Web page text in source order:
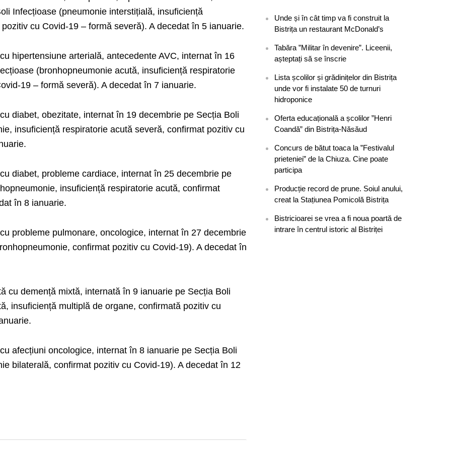
Infecțioase (pneumonie interstițială, insuficiență
cu Covid-19 – formă severă). A decedat în 5 ianuarie.
hipertensiune arterială, antecedente AVC, internat în 16
(bronhopneumonie acută, insuficiență respiratorie
19 – formă severă). A decedat în 7 ianuarie.
diabet, obezitate, internat în 19 decembrie pe Secția Boli
insuficiență respiratorie acută severă, confirmat pozitiv cu
diabet, probleme cardiace, internat în 25 decembrie pe
insuficiență respiratorie acută, confirmat
în 8 ianuarie.
probleme pulmonare, oncologice, internat în 27 decembrie
confirmat pozitiv cu Covid-19). A decedat în
cu demență mixtă, internată în 9 ianuarie pe Secția Boli
insuficiență multiplă de organe, confirmată pozitiv cu
afecțiuni oncologice, internat în 8 ianuarie pe Secția Boli
bilaterală, confirmat pozitiv cu Covid-19). A decedat în 12
Unde și în cât timp va fi construit la
Bistrița un restaurant McDonald’s
Tabăra ”Militar în devenire”. Liceenii,
așteptați să se înscrie
Lista școlilor și grădinițelor din Bistrița
unde vor fi instalate 50 de turnuri
hidroponice
Oferta educațională a școlilor ”Henri
Coandă” din Bistrița-Năsăud
Concurs de bătut toaca la ”Festivalul
prieteniei” de la Chiuza. Cine poate
participa
Producție record de prune. Soiul anului,
creat la Stațiunea Pomicolă Bistrița
Bistricioarei se vrea a fi noua poartă de
intrare în centrul istoric al Bistriței